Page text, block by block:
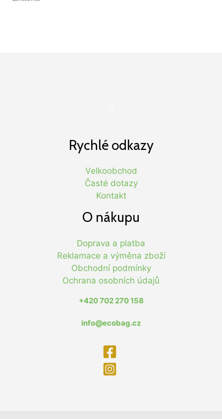
Rychlé odkazy
Velkoobchod
Časté dotazy
Kontakt
O nákupu
Doprava a platba
Reklamace a výměna zboží
Obchodní podmínky
Ochrana osobních údajů
+420 702 270 158
info@ecobag.cz